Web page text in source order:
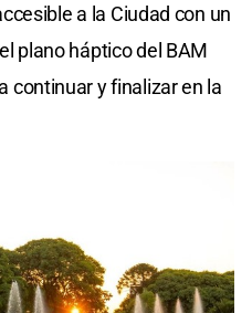
a la Ciudad con un
plano háptico del BAM
continuar y finalizar en la